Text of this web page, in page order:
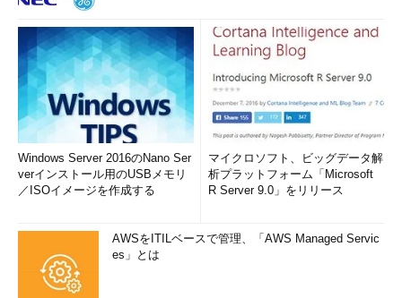
Windows Server 2016のNano Ser
verインストール用のUSBメモリ
／ISOイメージを作成する
マイクロソフト、ビッグデータ解
析プラットフォーム「Microsoft
R Server 9.0」をリリース
AWSをITILベースで管理、「AWS Managed Servic
es」とは